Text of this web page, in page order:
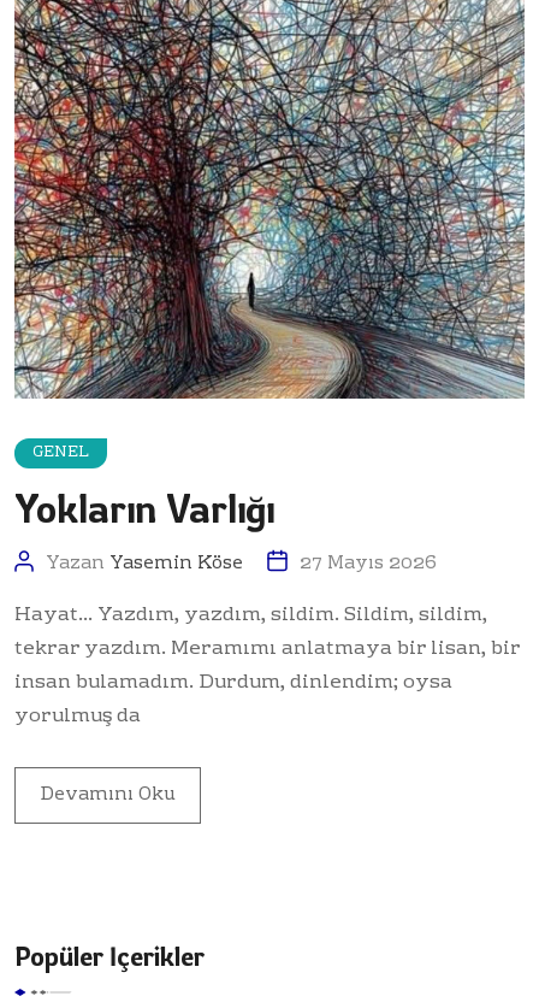
GENEL
Yokların Varlığı
Yazan Yasemin Köse 27 Mayıs 2026
Hayat… Yazdım, yazdım, sildim. Sildim, sildim,
tekrar yazdım. Meramımı anlatmaya bir lisan, bir
insan bulamadım. Durdum, dinlendim; oysa
yorulmuş da
Devamını Oku
Popüler İçerikler